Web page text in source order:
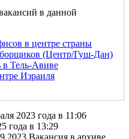
в данной
в центре страны
(Центр/Гуш-Дан)
в Тель-Авиве
Израиля
2023 года в 11:06
года в 13:29